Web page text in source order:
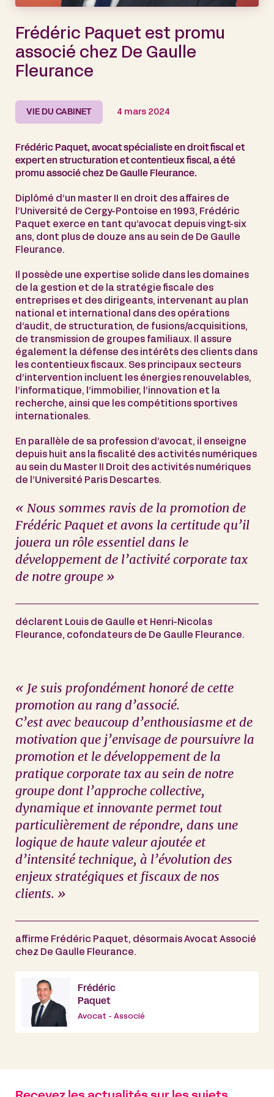
Frédéric Paquet est promu
associé chez De Gaulle
Fleurance
VIE DU CABINET 4 mars 2024
Frédéric Paquet, avocat spécialiste en droit fiscal et
expert en structuration et contentieux fiscal, a été
promu associé chez De Gaulle Fleurance.
Diplômé d’un master II en droit des affaires de
l’Université de Cergy-Pontoise en 1993, Frédéric
Paquet exerce en tant qu’avocat depuis vingt-six
ans, dont plus de douze ans au sein de De Gaulle
Fleurance.
Il possède une expertise solide dans les domaines
de la gestion et de la stratégie fiscale des
entreprises et des dirigeants, intervenant au plan
national et international dans des opérations
d’audit, de structuration, de fusions/acquisitions,
de transmission de groupes familiaux. Il assure
également la défense des intérêts des clients dans
les contentieux fiscaux. Ses principaux secteurs
d’intervention incluent les énergies renouvelables,
l’informatique, l’immobilier, l’innovation et la
recherche, ainsi que les compétitions sportives
internationales.
En parallèle de sa profession d’avocat, il enseigne
depuis huit ans la fiscalité des activités numériques
au sein du Master II Droit des activités numériques
de l’Université Paris Descartes.
« Nous sommes ravis de la promotion de
Frédéric Paquet et avons la certitude qu’il
jouera un rôle essentiel dans le
développement de l’activité corporate tax
de notre groupe »
déclarent Louis de Gaulle et Henri-Nicolas
Fleurance, cofondateurs de De Gaulle Fleurance.
« Je suis profondément honoré de cette
promotion au rang d’associé.
C’est avec beaucoup d’enthousiasme et de
motivation que j’envisage de poursuivre la
promotion et le développement de la
pratique corporate tax au sein de notre
groupe dont l’approche collective,
dynamique et innovante permet tout
particulièrement de répondre, dans une
logique de haute valeur ajoutée et
d’intensité technique, à l’évolution des
enjeux stratégiques et fiscaux de nos
clients. »
affirme Frédéric Paquet, désormais Avocat Associé
chez De Gaulle Fleurance.
Frédéric
Paquet
Avocat - Associé